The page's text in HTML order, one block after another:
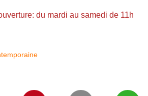
du mardi au samedi de 11h